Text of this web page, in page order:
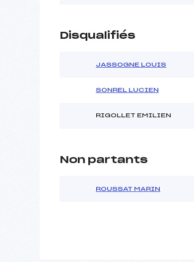
Disqualifiés
JASSOGNE LOUIS
SONREL LUCIEN
RIGOLLET EMILIEN
Non partants
ROUSSAT MARIN